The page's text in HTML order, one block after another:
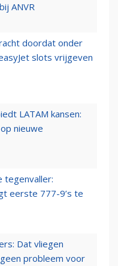
ANVR
doordat onder
slots vrijgeven
LATAM kansen:
nieuwe
tegenvaller:
eerste 777-9’s te
Dat vliegen
probleem voor